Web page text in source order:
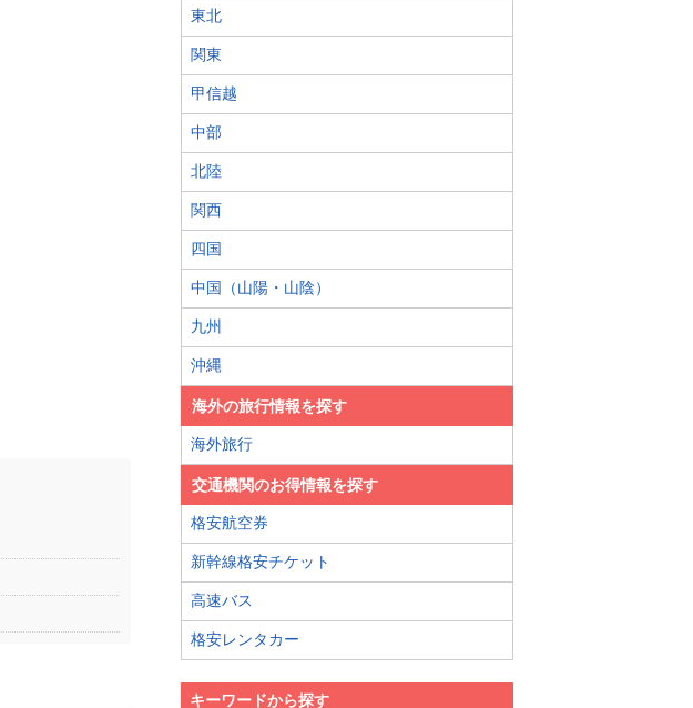
東北
関東
甲信越
中部
北陸
関西
四国
中国（山陽・山陰）
九州
沖縄
海外の旅行情報を探す
海外旅行
交通機関のお得情報を探す
格安航空券
新幹線格安チケット
高速バス
格安レンタカー
キーワードから探す